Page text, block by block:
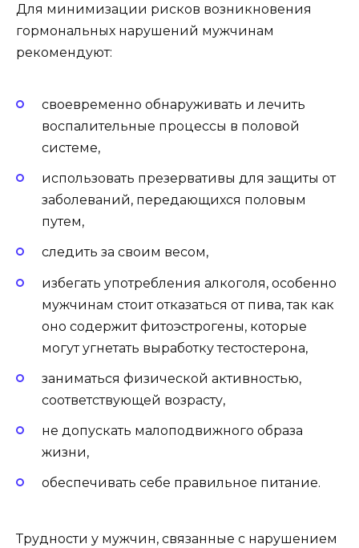
Для минимизации рисков возникновения
гормональных нарушений мужчинам
рекомендуют:
своевременно обнаруживать и лечить
воспалительные процессы в половой
системе,
использовать презервативы для защиты от
заболеваний, передающихся половым
путем,
следить за своим весом,
избегать употребления алкоголя, особенно
мужчинам стоит отказаться от пива, так как
оно содержит фитоэстрогены, которые
могут угнетать выработку тестостерона,
заниматься физической активностью,
соответствующей возрасту,
не допускать малоподвижного образа
жизни,
обеспечивать себе правильное питание.
Трудности у мужчин, связанные с нарушением